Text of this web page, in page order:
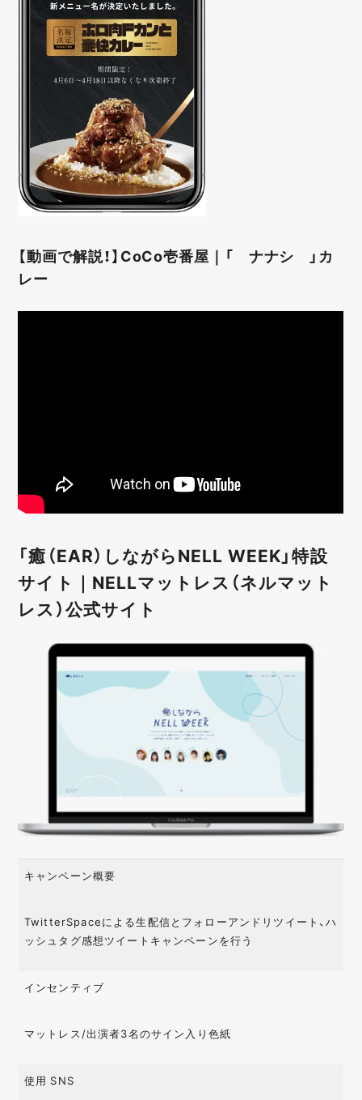
【動画で解説！】CoCo壱番屋｜「 ナナシ 」カ
レー
「癒（EAR）しながらNELL WEEK」特設
サイト｜NELLマットレス（ネルマット
レス）公式サイト
キャンペーン概要
TwitterSpaceによる生配信とフォローアンドリツイート、ハ
ッシュタグ感想ツイートキャンペーンを行う
インセンティブ
マットレス/出演者3名のサイン入り色紙
使用 SNS